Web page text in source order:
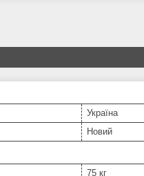
Україна
Новий
75 кг